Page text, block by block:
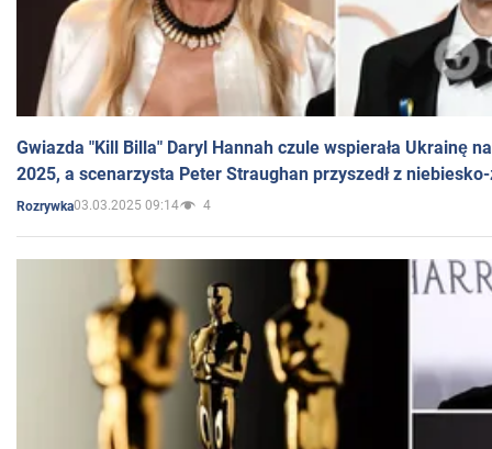
Gwiazda "Kill Billa" Daryl Hannah czule wspierała Ukrainę
2025, a scenarzysta Peter Straughan przyszedł z
Rozrywka03.03.2025 09:14 4